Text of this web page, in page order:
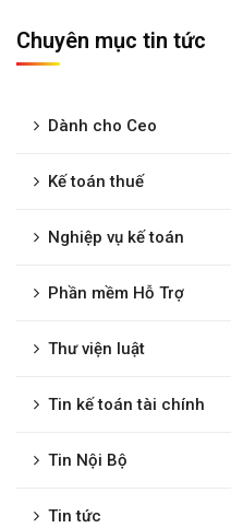
Chuyên mục tin tức
Dành cho Ceo
Kế toán thuế
Nghiệp vụ kế toán
Phần mềm Hỗ Trợ
Thư viện luật
Tin kế toán tài chính
Tin Nội Bộ
Tin tức